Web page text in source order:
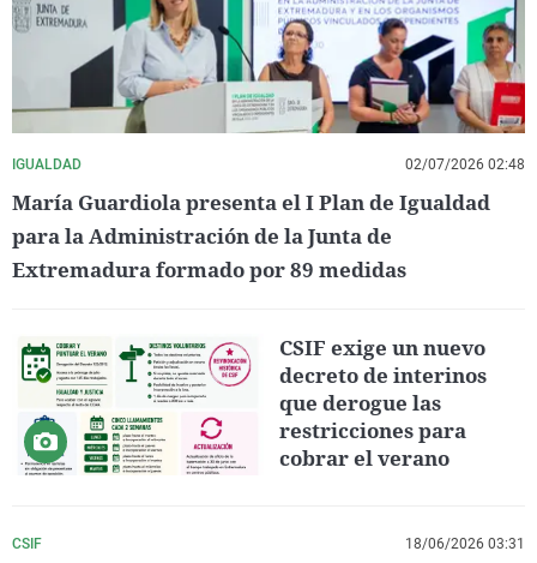
IGUALDAD 02/07/2026 02:48
María Guardiola presenta el I Plan de Igualdad
para la Administración de la Junta de
Extremadura formado por 89 medidas
CSIF exige un nuevo
decreto de interinos
que derogue las
restricciones para
cobrar el verano
CSIF 18/06/2026 03:31